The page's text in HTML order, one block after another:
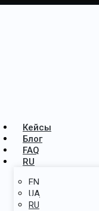
Кейсы
Блог
FAQ
RU
EN
UA
RU